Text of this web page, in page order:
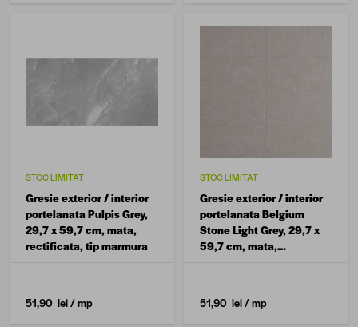
STOC LIMITAT
Gresie exterior / interior
portelanata Pulpis Grey,
29,7 x 59,7 cm, mata,
rectificata, tip marmura
51,90 lei/ mp
STOC LIMITAT
Gresie exterior / interior
portelanata Belgium
Stone Light Grey, 29,7 x
59,7 cm, mata,
51,90 lei/ mp